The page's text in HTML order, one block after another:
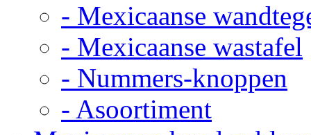
- Mexicaanse
- Mexicaanse wastafel
- Nummers-knoppen
- Asoortiment